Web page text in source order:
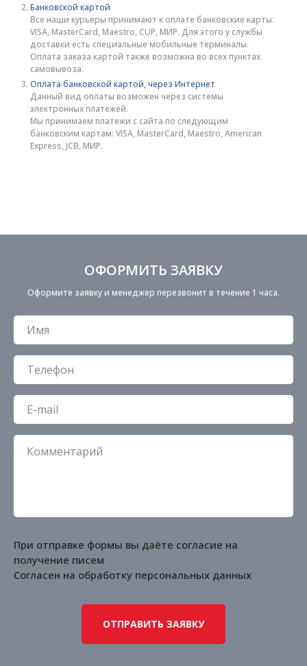
Банковской картой
Все наши курьеры принимают к оплате банковские карты:
VISA, MasterCard, Maestro, CUP, МИР. Для этого у службы
доставки есть специальные мобильные терминалы.
Оплата заказа картой также возможна во всех пунктах
самовывоза.
Оплата банковской картой, через Интернет
Данный вид оплаты возможен через системы
электронных платежей.
Мы принимаем платежи с сайта по следующим
банковским картам: VISA, MasterCard, Maestro, American
Express, JCB, МИР.
ОФОРМИТЬ ЗАЯВКУ
Оформите заявку и менеджер перезвонит в течение 1 часа.
При отправке формы вы даёте согласие на
получение писем
Согласен на обработку персональных данных